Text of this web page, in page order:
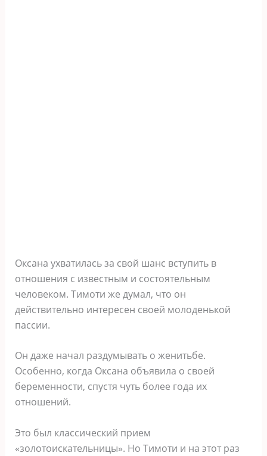
Оксана ухватилась за свой шанс вступить в
отношения с известным и состоятельным
человеком. Тимоти же думал, что он
действительно интересен своей молоденькой
пассии.
Он даже начал раздумывать о женитьбе.
Особенно, когда Оксана объявила о своей
беременности, спустя чуть более года их
отношений.
Это был классический прием
«золотоискательницы». Но Тимоти и на этот раз